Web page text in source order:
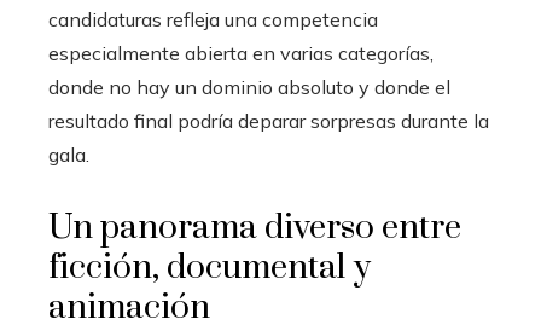
candidaturas refleja una competencia
especialmente abierta en varias categorías,
donde no hay un dominio absoluto y donde el
resultado final podría deparar sorpresas durante la
gala.
Un panorama diverso entre
ficción, documental y
animación